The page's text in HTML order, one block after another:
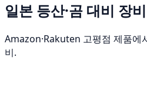
일본 등산·곰 대비 장비
Amazon·Rakuten 고평점 제품에
비.